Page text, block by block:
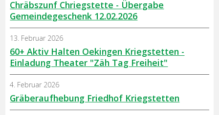
Chräbszunf Chriegstette - Übergabe
Gemeindegeschenk 12.02.2026
60+ Aktiv Halten Oekingen Kriegstetten -
Einladung Theater "Zäh Tag Freiheit"
13. Februar 2026
Gräberaufhebung Friedhof Kriegstetten
4. Februar 2026